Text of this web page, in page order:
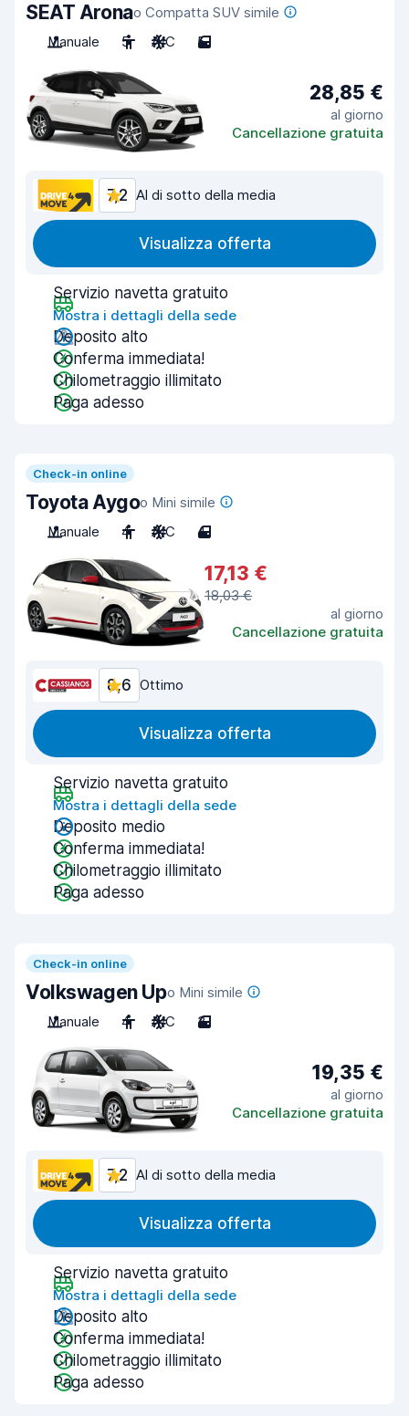
SEAT Aronao Compatta SUV simile
Manuale
5 A/C 5
28,85 €
al giorno
Cancellazione gratuita
7,2 Al di sotto della media
Visualizza offerta
Servizio navetta gratuito
Mostra i dettagli della sede
Deposito alto
Conferma immediata!
Chilometraggio illimitato
Paga adesso
Check-in online
Toyota Aygoo Mini simile
Manuale
4 A/C 4
17,13 €
18,03 €
al giorno
Cancellazione gratuita
8,6 Ottimo
Visualizza offerta
Servizio navetta gratuito
Mostra i dettagli della sede
Deposito medio
Conferma immediata!
Chilometraggio illimitato
Paga adesso
Check-in online
Volkswagen Upo Mini simile
Manuale
4 A/C 3
19,35 €
al giorno
Cancellazione gratuita
7,2 Al di sotto della media
Visualizza offerta
Servizio navetta gratuito
Mostra i dettagli della sede
Deposito alto
Conferma immediata!
Chilometraggio illimitato
Paga adesso